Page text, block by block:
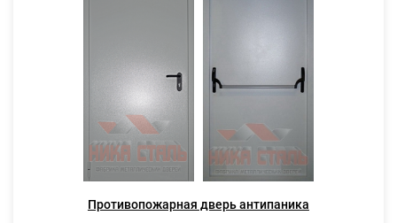
Противопожарная дверь антипаника